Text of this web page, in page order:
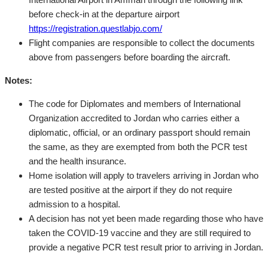
before check-in at the departure airport
https://registration.questlabjo.com/
Flight companies are responsible to collect the documents
above from passengers before boarding the aircraft.
Notes:
The code for Diplomates and members of International
Organization accredited to Jordan who carries either a
diplomatic, official, or an ordinary passport should remain
the same, as they are exempted from both the PCR test
and the health insurance.
Home isolation will apply to travelers arriving in Jordan who
are tested positive at the airport if they do not require
admission to a hospital.
A decision has not yet been made regarding those who have
taken the COVID-19 vaccine and they are still required to
provide a negative PCR test result prior to arriving in Jordan.